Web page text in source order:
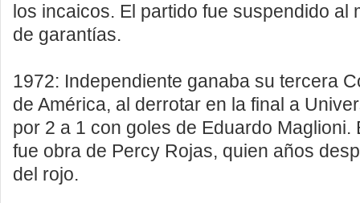
los incaicos. El partido fue suspendido al
de garantías.
1972: Independiente ganaba su tercera
de América, al derrotar en la final a
por 2 a 1 con goles de Eduardo Maglioni.
fue obra de Percy Rojas, quien años
del rojo.